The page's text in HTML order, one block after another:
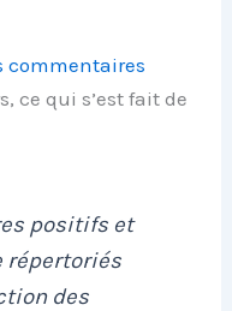
commentaires
ce qui s’est fait de
positifs et
répertoriés
des